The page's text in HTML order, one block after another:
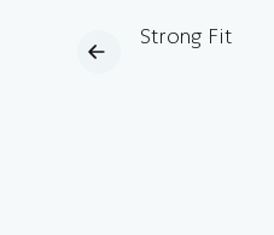
Strong Fit